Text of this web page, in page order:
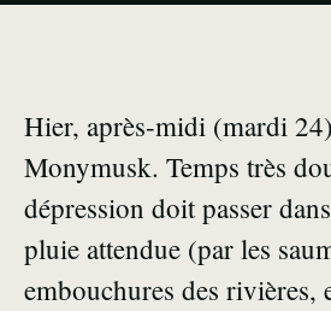
Hier, après-midi (mardi
Monymusk. Temps très
dépression doit passer
pluie attendue (par les
embouchures des rivières,